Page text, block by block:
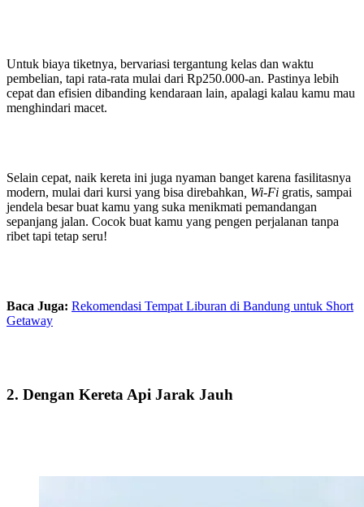
Untuk biaya tiketnya, bervariasi tergantung kelas dan waktu
pembelian, tapi rata-rata mulai dari Rp250.000-an. Pastinya lebih
cepat dan efisien dibanding kendaraan lain, apalagi kalau kamu mau
menghindari macet.
Selain cepat, naik kereta ini juga nyaman banget karena fasilitasnya
modern, mulai dari kursi yang bisa direbahkan, Wi-Fi gratis, sampai
jendela besar buat kamu yang suka menikmati pemandangan
sepanjang jalan. Cocok buat kamu yang pengen perjalanan tanpa
ribet tapi tetap seru!
Baca Juga: Rekomendasi Tempat Liburan di Bandung untuk Short
Getaway
2. Dengan Kereta Api Jarak Jauh